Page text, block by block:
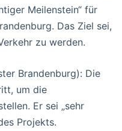
Meilenstein“ für
Das Ziel sei,
zu werden.
Brandenburg): Die
um die
Er sei „sehr
Projekts.